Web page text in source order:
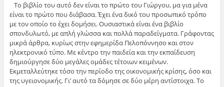
Το βιβλίο του αυτό δεν είναι το πρώτο του Γιώργου, μα για μένα
είναι το πρώτο που διάβασα. Έχει ένα δικό του προσωπικό τρόπο
με τον οποίο το έχει δομήσει. Ουσιαστικά είναι ένα βιβλίο
σπονδυλωτό, με απλή γλώσσα και πολλά παραδείγματα. Γράφοντας
μικρά άρθρα, κυρίως στην εφημερίδα Πελοπόννησο και στον
ηλεκτρονικό τύπο. Με κέντρο την παιδεία και την εκπαίδευση
δημιούργησε δύο μεγάλες ομάδες τέτοιων κειμένων.
Εκμεταλλεύτηκε τόσο την περίοδο της οικονομικής κρίσης, όσο και
της υγειονομικής. Γι’ αυτό τα δόμησε σε δύο μέρη αντίστοιχα. Το